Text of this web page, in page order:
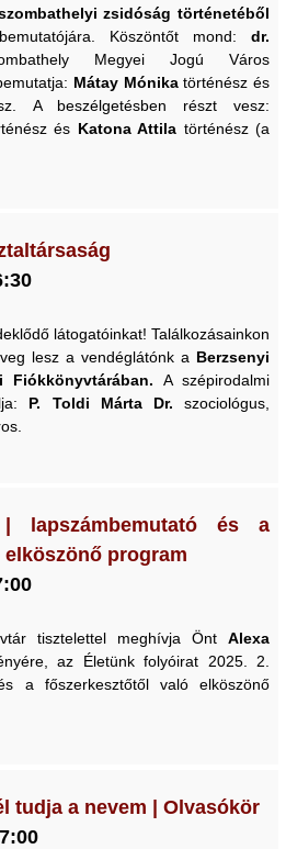
zsidóság történetéből
Köszöntőt mond:dr.
Megyei Jogú Város
Mátay Mónikatörténész és
A beszélgetésben részt vesz:
és Katona Attila történész (a
látogatóinkat! Találkozásainkon
lesz a vendéglátónk a Berzsenyi
Fiókkönyvtárában. A szépirodalmi
P. Toldi Márta Dr. szociológus,
lapszámbemutató és a
program
tisztelettel meghívja Önt Alexa
az Életünk folyóirat 2025. 2.
a főszerkesztőtől való elköszönő
tudja a nevem | Olvasókör